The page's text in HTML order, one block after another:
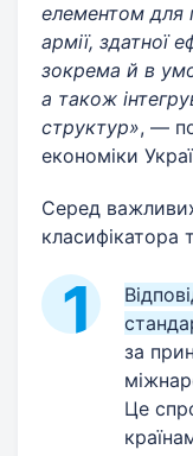
елементом для
армії, здатної
зокрема й в
а також
структур», —
економіки
Серед
класифікатора
за
Це